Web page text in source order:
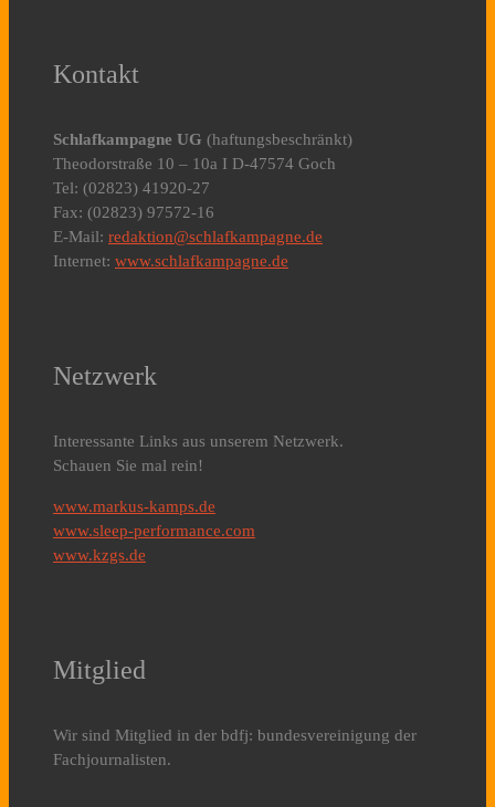
Kontakt
Schlafkampagne UG (haftungsbeschränkt)
Theodorstraße 10 – 10a I D-47574 Goch
Tel: (02823) 41920-27
Fax: (02823) 97572-16
E-Mail: redaktion@schlafkampagne.de
Internet: www.schlafkampagne.de
Netzwerk
Interessante Links aus unserem Netzwerk.
Schauen Sie mal rein!
www.markus-kamps.de
www.sleep-performance.com
www.kzgs.de
Mitglied
Wir sind Mitglied in der bdfj: bundesvereinigung der
Fachjournalisten.